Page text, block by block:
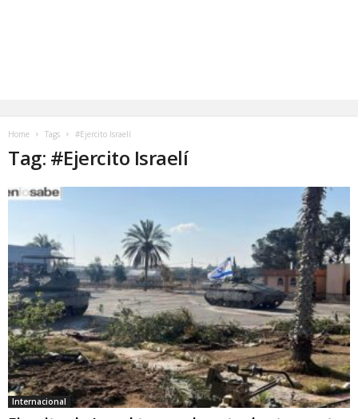
Home Tags #Ejercito Israelí
Tag: #Ejercito Israelí
Internacional